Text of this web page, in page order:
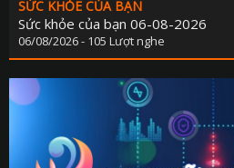
SỨC KHỎE CỦA BẠN
Sức khỏe của bạn 06-08-2026
06/08/2026 - 105 Lượt nghe